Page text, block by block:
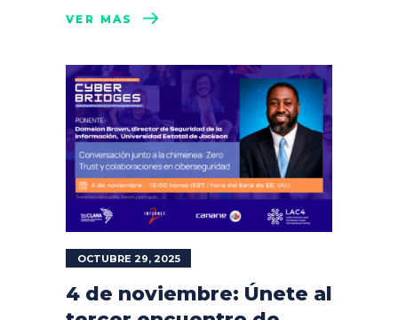
VER MÁS
OCTUBRE 29, 2025
4 de noviembre: Únete al